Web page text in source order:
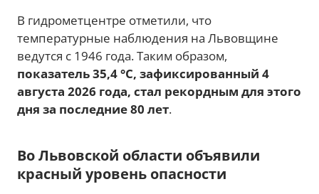
В гидрометцентре отметили, что
температурные наблюдения на Львовщине
ведутся с 1946 года. Таким образом,
показатель 35,4 °C, зафиксированный 4
августа 2026 года, стал рекордным для этого
дня за последние 80 лет.
Во Львовской области объявили
красный уровень опасности